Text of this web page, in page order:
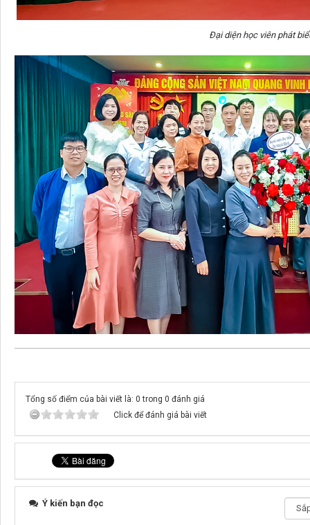
Đại diện học viên phát
Tổng số điểm của bài viết là: 0 trong 0 đánh giá
Click để đánh giá bài viết
Ý kiến bạn đọc